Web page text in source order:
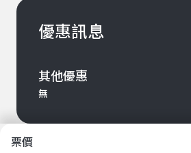
票價
優惠訊息
其他優惠
無